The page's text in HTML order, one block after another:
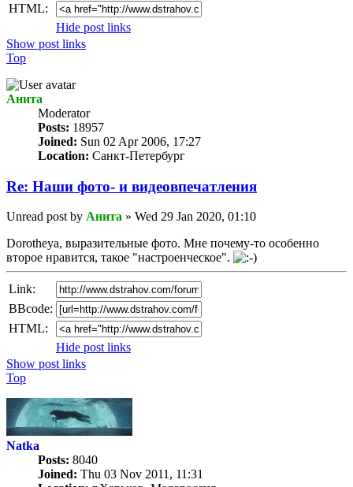
HTML:
Hide post links
Show post links
Top
Анита
Мoderator
Posts: 18957
Joined: Sun 02 Apr 2006, 17:27
Location: Санкт-Петербург
Re: Наши фото- и видеовпечатления
Unread post by Анита » Wed 29 Jan 2020, 01:10
Dorotheya, выразительные фото. Мне почему-то особенно
второе нравится, такое "настроенческое".
Link:
BBcode:
HTML:
Hide post links
Show post links
Top
Natka
Posts: 8040
Joined: Thu 03 Nov 2011, 11:31